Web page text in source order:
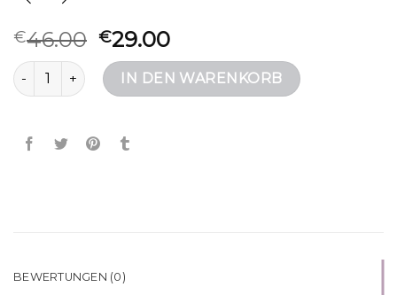
€46.00 €29.00
kleiner rucksack damen Menge
IN DEN WARENKORB
BEWERTUNGEN (0)